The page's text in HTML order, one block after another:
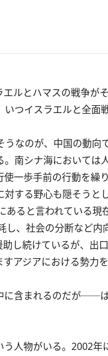
ルとハマスの戦争が
つイスラエルと全面
なのが、中国の動向
南シナ海においては
一歩手前の行動を繰
する野心も隠そうと
ると言われている現
、社会の分断など内
し続けているが、出
アジアにおける勢力
含まれるのだが──
人物がいる。2‌0‌0‌2年